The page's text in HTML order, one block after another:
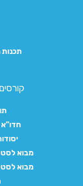
תכנות
חדו"א
מבוא
מבוא